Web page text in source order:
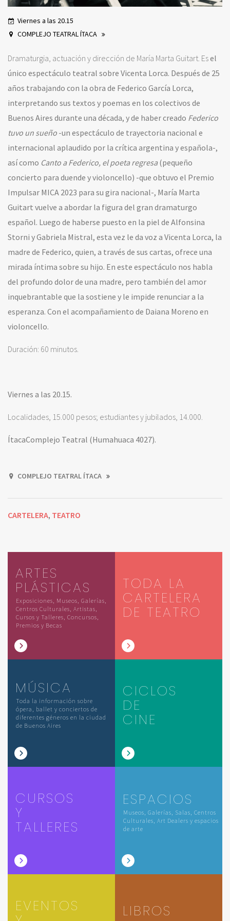
Viernes a las 20.15
COMPLEJO TEATRAL ÍTACA
Dramaturgia, actuación y dirección de María Marta Guitart. Esel
único espectáculo teatral sobre Vicenta Lorca. Después de 25
años trabajando con la obra de Federico García Lorca,
interpretando sus textos y poemas en los colectivos de
Buenos Aires durante una década, y de haber creado Federico
tuvo un sueño -un espectáculo de trayectoria nacional e
internacional aplaudido por la crítica argentina y española-,
así como Canto a Federico, el poeta regresa(pequeño
concierto para duende y violoncello) -que obtuvo el Premio
Impulsar MICA 2023 para su gira nacional-, María Marta
Guitart vuelve a abordar la figura del gran dramaturgo
español. Luego de haberse puesto en la piel de Alfonsina
Storni y Gabriela Mistral, esta vez le da voz a Vicenta Lorca, la
madre de Federico, quien, a través de sus cartas, ofrece una
mirada íntima sobre su hijo. En este espectáculo nos habla
del profundo dolor de una madre, pero también del amor
inquebrantable que la sostiene y le impide renunciar a la
esperanza. Con el acompañamiento de Daiana Moreno en
violoncello.
Duración: 60 minutos.
Viernes a las 20.15.
Localidades, 15.000 pesos; estudiantes y jubilados, 14.000.
ÍtacaComplejo Teatral (Humahuaca 4027).
COMPLEJO TEATRAL ÍTACA
CARTELERA, TEATRO
ARTES
PLÁSTICAS
Exposiciones, Museos, Galerías,
Centros Culturales, Artistas,
Cursos y Talleres, Concursos,
Premios y Becas
TODA LA
CARTELERA
DE TEATRO
MÚSICA
Toda la información sobre
ópera, ballet y conciertos de
diferentes géneros en la ciudad
de Buenos Aires
CICLOS
DE
CINE
CURSOS
Y
TALLERES
ESPACIOS
Museos, Galerías, Salas, Centros
Culturales, Art Dealers y espacios
de arte
EVENTOS LIBROS